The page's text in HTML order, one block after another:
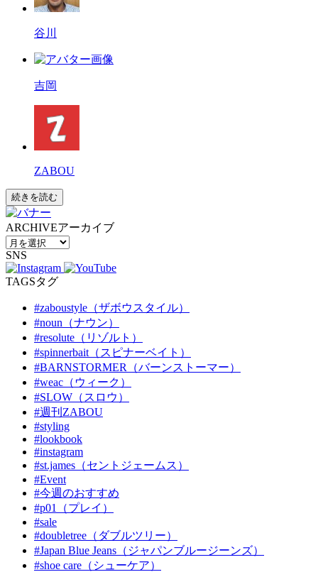
谷川
吉岡
ZABOU
続きを読む
ARCHIVEアーカイブ
SNS
TAGSタグ
#zaboustyle（ザボウスタイル）
#noun（ナウン）
#resolute（リゾルト）
#spinnerbait（スピナーベイト）
#BARNSTORMER（バーンストーマー）
#weac（ウィーク）
#SLOW（スロウ）
#週刊ZABOU
#styling
#lookbook
#instagram
#st.james（セントジェームス）
#Event
#今週のおすすめ
#p01（プレイ）
#sale
#doubletree（ダブルツリー）
#Japan Blue Jeans（ジャパンブルージーンズ）
#shoe care（シューケア）